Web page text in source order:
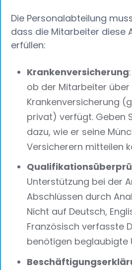
Die Personalabteilung
dass die Mitarbeiter diese
erfüllen:
Krankenversicherung
ob der Mitarbeiter
Krankenversicherung
privat) verfügt. Geben
dazu, wie er seine
Versicherern mitteilen
Unterstützung bei der
Abschlüssen durch
Nicht auf Deutsch,
Französisch verfasste
benötigen beglaubigte